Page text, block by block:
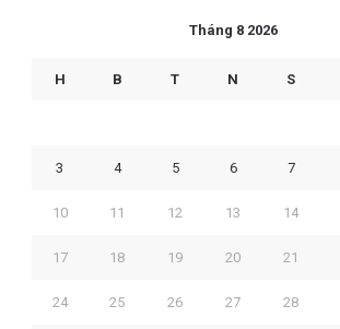
Tháng 8 2026
H B T N S
3 4 5 6 7
10 11 12 13 14
17 18 19 20 21
24 25 26 27 28